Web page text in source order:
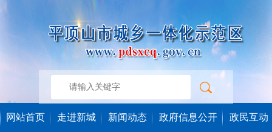
网站首页 走进新城 新闻动态 政府信息公开 政民互动